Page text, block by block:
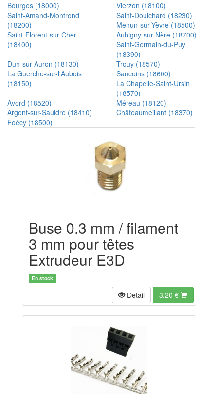
Bourges (18000)
Vierzon (18100)
Saint-Amand-Montrond
(18200)
Saint-Doulchard (18230)
Mehun-sur-Yèvre (18500)
Saint-Florent-sur-Cher
(18400)
Aubigny-sur-Nère (18700)
Saint-Germain-du-Puy
(18390)
Dun-sur-Auron (18130)
Trouy (18570)
La Guerche-sur-l'Aubois
(18150)
Sancoins (18600)
La Chapelle-Saint-Ursin
(18570)
Avord (18520)
Méreau (18120)
Argent-sur-Sauldre (18410)
Châteaumeillant (18370)
Foëcy (18500)
Buse 0.3 mm / filament
3 mm pour têtes
Extrudeur E3D
En stock
Détail 3.20 €